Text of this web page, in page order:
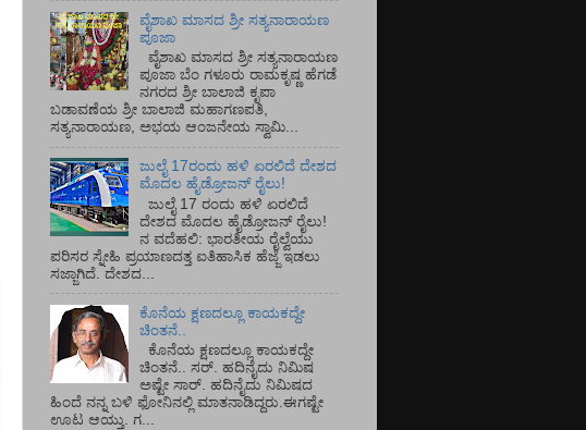
ವೈಶಾಖ ಮಾಸದ ಶ್ರೀ ಸತ್ಯನಾರಾಯಣ
ಪೂಜಾ
ವೈಶಾಖ ಮಾಸದ ಶ್ರೀ ಸತ್ಯನಾರಾಯಣ
ಪೂಜಾ ಬೆಂ ಗಳೂರು ರಾಮಕೃಷ್ಣ ಹೆಗಡೆ
ನಗರದ ಶ್ರೀ ಬಾಲಾಜಿ ಕೃಪಾ
ಬಡಾವಣೆಯ ಶ್ರೀ ಬಾಲಾಜಿ ಮಹಾಗಣಪತಿ,
ಸತ್ಯನಾರಾಯಣ, ಅಭಯ ಆಂಜನೇಯ ಸ್ವಾಮಿ...
ಜುಲೈ 17ರಂದು ಹಳಿ ಏರಲಿದೆ ದೇಶದ
ಮೊದಲ ಹೈಡ್ರೋಜನ್ ರೈಲು!
ಜುಲೈ 17 ರಂದು ಹಳಿ ಏರಲಿದೆ
ದೇಶದ ಮೊದಲ ಹೈಡ್ರೋಜನ್ ರೈಲು!
ನ ವದೆಹಲಿ: ಭಾರತೀಯ ರೈಲ್ವೆಯು
ಪರಿಸರ ಸ್ನೇಹಿ ಪ್ರಯಾಣದತ್ತ ಐತಿಹಾಸಿಕ ಹೆಜ್ಜೆ ಇಡಲು
ಸಜ್ಜಾಗಿದೆ. ದೇಶದ...
ಕೊನೆಯ ಕ್ಷಣದಲ್ಲೂ ಕಾಯಕದ್ದೇ
ಚಿಂತನೆ..
ಕೊನೆಯ ಕ್ಷಣದಲ್ಲೂ ಕಾಯಕದ್ದೇ
ಚಿಂತನೆ.. ಸರ್.‌ ಹದಿನೈದು ನಿಮಿಷ
ಅಷ್ಟೇ ಸಾರ್.‌ ಹದಿನೈದು ನಿಮಿಷದ
ಹಿಂದೆ ನನ್ನ ಬಳಿ ಫೋನಿನಲ್ಲಿ ಮಾತನಾಡಿದ್ದರು.ಈಗಷ್ಟೇ
ಊಟ ಆಯ್ತು. ಗ...